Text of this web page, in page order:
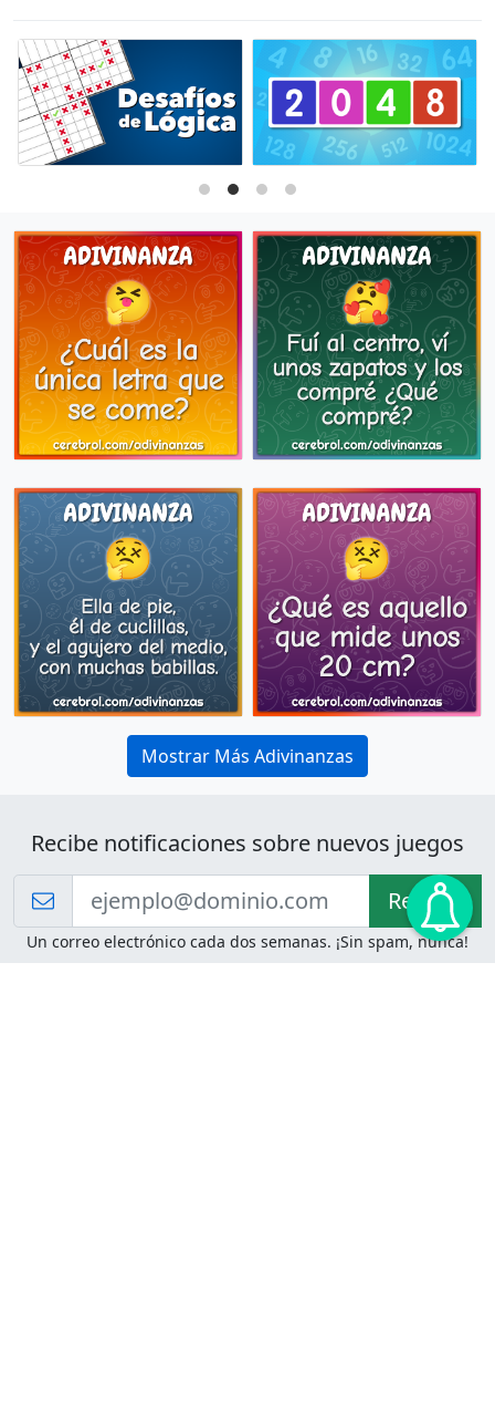
Mostrar Más Adivinanzas
Recibe notificaciones sobre nuevos juegos
Recibir!
Un correo electrónico cada dos semanas. ¡Sin spam, nunca!